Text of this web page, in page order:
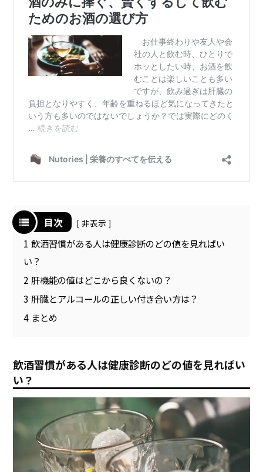
目次 非表示
1 飲酒習慣がある人は健康診断のどの値を見ればい
い？
2 肝機能の値はどこから良くないの？
3 肝臓とアルコールの正しい付き合い方は？
4 まとめ
飲酒習慣がある人は健康診断のどの値を見ればい
い？